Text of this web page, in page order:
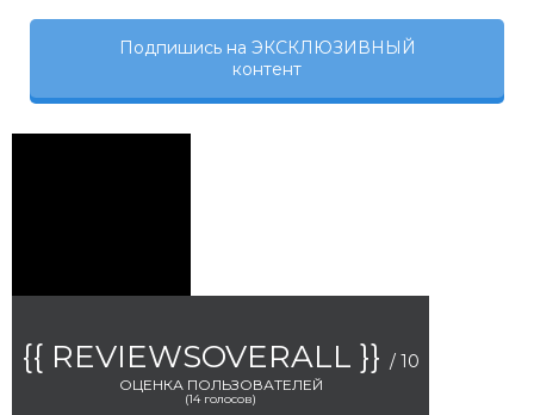
Подпишись на ЭКСКЛЮЗИВНЫЙ
контент
{{ REVIEWSOVERALL }} / 10
ОЦЕНКА ПОЛЬЗОВАТЕЛЕЙ
(14голосов)